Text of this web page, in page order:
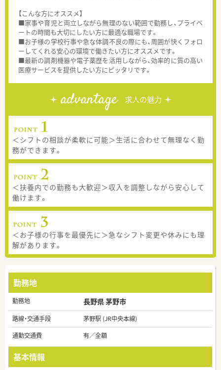
【こんな方にオススメ】
■家事や育児と両立しながら無理のない範囲で勤務し、プライベ
ートの時間も大切にしたい方に最適な職場です。
■お子様の学校行事や急な体調不良の際にも、周囲が快くフォロ
ーしてくれる安心の環境で働きたい方にオススメです。
■最新の調剤機器や電子薬歴を活用しながら、効率的に質の高い
医療サービスを提供したい方にピッタリです。
advantage 求人の魅力
＜シフトの相談が柔軟に可能＞生活に合わせて無理なく勤
務ができます。
＜扶養内での勤務も大歓迎＞収入を調整しながら安心して
働けます。
＜お子様の行事を最優先に＞急なシフト変更や休みにも理
解があります。
勤務地
勤務地 長野県 茅野市
路線・交通手段
茅野駅 (JR中央本線)
通勤交通費
有／全額
基本情報